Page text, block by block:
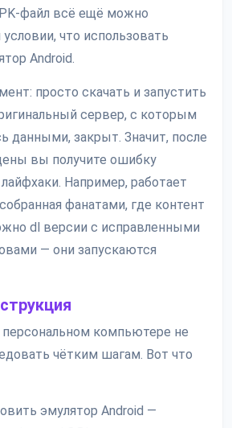
файл всё ещё можно
что использовать
Android.
просто скачать и запустить
сервер, с которым
данными, закрыт. Значит, после
вы получите ошибку
Например, работает
фанатами, где контент
dl версии с исправленными
— они запускаются
компьютере не
чётким шагам. Вот что
эмулятор Android —